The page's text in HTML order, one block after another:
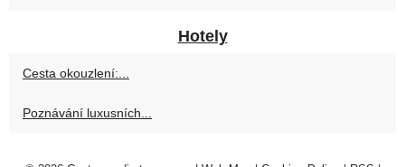
Hotely
Cesta okouzlení:...
Poznávání luxusních...